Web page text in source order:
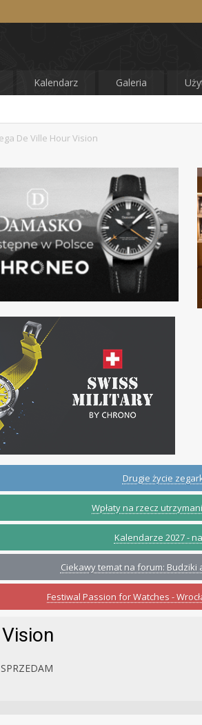
Kalendarz Galeria
De Ville Hour Vision
Drugie życie
Wpłaty na rzecz
Kalendarze 2027 -
Ciekawy temat na forum:
Festiwal Passion for Watches -
SPRZEDAM